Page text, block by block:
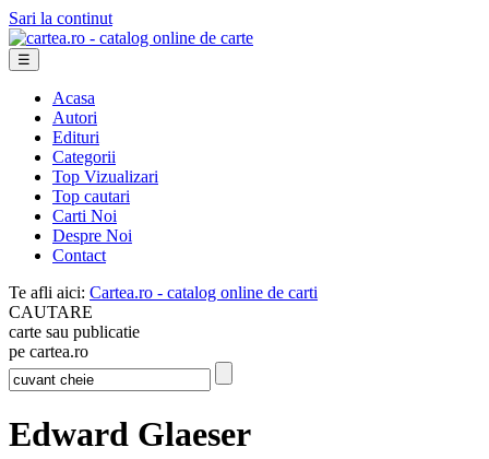
Sari la continut
☰
Acasa
Autori
Edituri
Categorii
Top Vizualizari
Top cautari
Carti Noi
Despre Noi
Contact
Te afli aici: Cartea.ro - catalog online de carti
CAUTARE
carte sau publicatie
pe cartea.ro
Edward Glaeser